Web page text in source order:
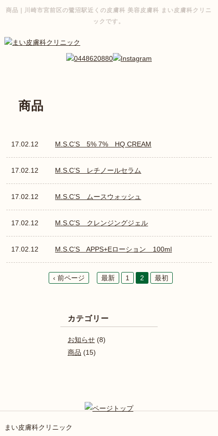
商品 | 川崎市宮前区の鷺沼駅近くの皮膚科 美容皮膚科 まい皮膚科クリニ
ックです。
商品
17.02.12 M.S.C’S 5% 7% HQ CREAM
17.02.12 M.S.C’S レチノールセラム
17.02.12 M.S.C’S ムースウォッシュ
17.02.12 M.S.C’S クレンジングジェル
17.02.12 M.S.C’S APPS+Eローション 100ml
‹ 前ページ 最新 1 2 最初
カテゴリー
お知らせ(8)
商品 (15)
まい皮膚科クリニック